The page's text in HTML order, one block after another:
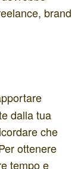
brand
dalla tua
che
ottenere
tempo e